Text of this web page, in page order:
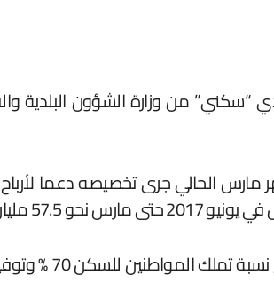
“سكني” من وزارة الشؤون
الحالي جرى تخصيصه دعما
مليار ريال.
وبين أن